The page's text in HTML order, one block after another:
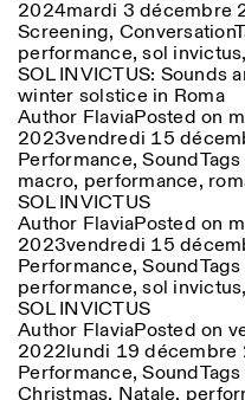
2024mardi 3 décembre
Screening, Conversation
performance,sol invictus,
SOL INVICTUS: Sounds
winter solstice in Roma
Author FlaviaPosted on
2023vendredi 15
Performance,SoundTags
macro, performance,
SOL INVICTUS
Author FlaviaPosted on
2023vendredi 15
Performance,SoundTags
performance,sol invictus,
SOL INVICTUS
Author FlaviaPosted on
2022lundi 19 décembre
Performance,SoundTags
Christmas, Natale,
Photo series
architecture,
environments.
Alva, 3D-Concrete